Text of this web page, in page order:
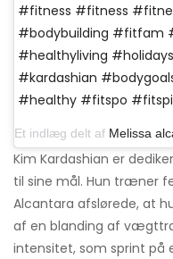
#fitness #fitness
#bodybuilding #fitfam
#healthyliving
#kardashian
#healthy #fitspo
Et indlæg delt af Melissa
Kim Kardashian er
til sine mål. Hun træner
Alcantara afslørede, at
af en blanding af
intensitet, som sprint på